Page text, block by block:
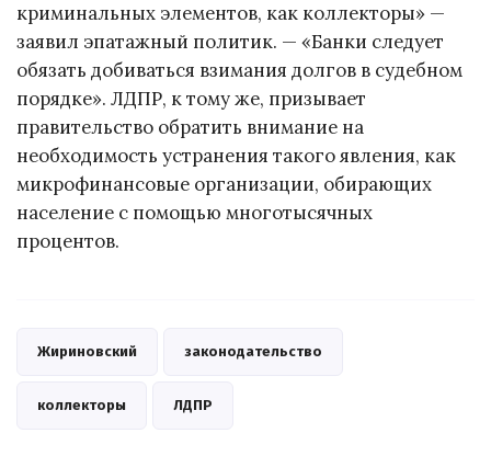
криминальных элементов, как коллекторы» —
заявил эпатажный политик. — «Банки следует
обязать добиваться взимания долгов в судебном
порядке». ЛДПР, к тому же, призывает
правительство обратить внимание на
необходимость устранения такого явления, как
микрофинансовые организации, обирающих
население с помощью многотысячных
процентов.
Жириновский законодательство
коллекторы ЛДПР